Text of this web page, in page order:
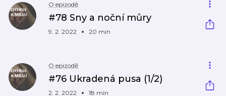
O epizodě
#78 Sny a noční můry
9. 2. 2022 20 min
O epizodě
#76 Ukradená pusa (1/2)
2. 2. 2022 18 min